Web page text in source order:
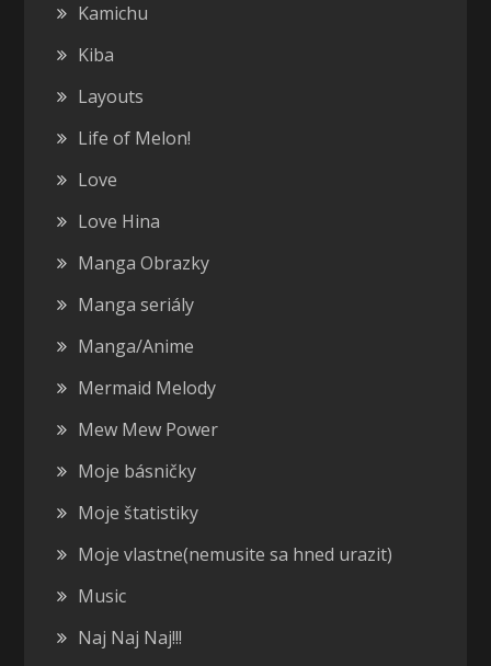
Kamichu
Kiba
Layouts
Life of Melon!
Love
Love Hina
Manga Obrazky
Manga seriály
Manga/Anime
Mermaid Melody
Mew Mew Power
Moje básničky
Moje štatistiky
Moje vlastne(nemusite sa hned urazit)
Music
Naj Naj Naj!!!